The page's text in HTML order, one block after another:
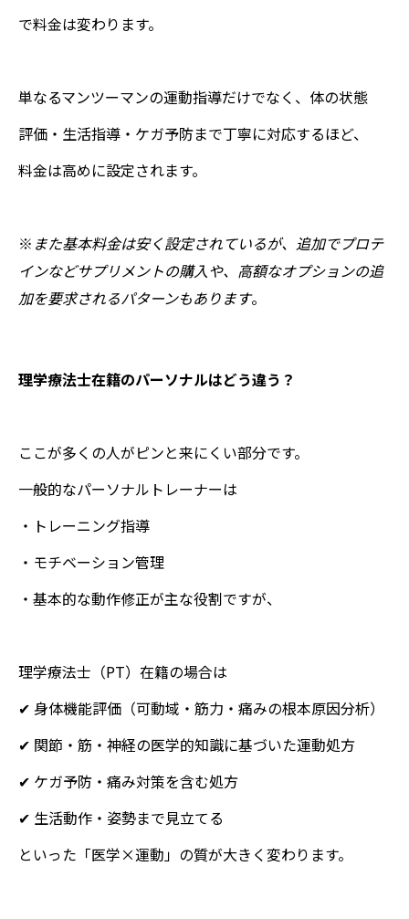
で料金は変わります。
単なるマンツーマンの運動指導だけでなく、体の状態
評価・生活指導・ケガ予防まで丁寧に対応するほど、
料金は高めに設定されます。
※ また基本料金は安く設定されているが、追加でプロテ
インなどサプリメントの購入や、高額なオプションの追
加を要求されるパターンもあります。
理学療法士在籍のパーソナルはどう違う？
ここが多くの人がピンと来にくい部分です。
一般的なパーソナルトレーナーは
・トレーニング指導
・モチベーション管理
・基本的な動作修正が主な役割ですが、
理学療法士（PT）在籍の場合は
✔ 身体機能評価（可動域・筋力・痛みの根本原因分析）
✔ 関節・筋・神経の医学的知識に基づいた運動処方
✔ ケガ予防・痛み対策を含む処方
✔ 生活動作・姿勢まで見立てる
といった「医学×運動」の質が大きく変わります。